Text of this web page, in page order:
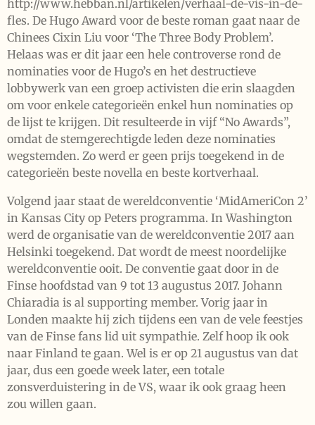
http://www.hebban.nl/artikelen/verhaal-de-vis-in-de-
fles. De Hugo Award voor de beste roman gaat naar de
Chinees Cixin Liu voor ‘The Three Body Problem’.
Helaas was er dit jaar een hele controverse rond de
nominaties voor de Hugo’s en het destructieve
lobbywerk van een groep activisten die erin slaagden
om voor enkele categorieën enkel hun nominaties op
de lijst te krijgen. Dit resulteerde in vijf “No Awards”,
omdat de stemgerechtigde leden deze nominaties
wegstemden. Zo werd er geen prijs toegekend in de
categorieën beste novella en beste kortverhaal.
Volgend jaar staat de wereldconventie ‘MidAmeriCon 2’
in Kansas City op Peters programma. In Washington
werd de organisatie van de wereldconventie 2017 aan
Helsinki toegekend. Dat wordt de meest noordelijke
wereldconventie ooit. De conventie gaat door in de
Finse hoofdstad van 9 tot 13 augustus 2017. Johann
Chiaradia is al supporting member. Vorig jaar in
Londen maakte hij zich tijdens een van de vele feestjes
van de Finse fans lid uit sympathie. Zelf hoop ik ook
naar Finland te gaan. Wel is er op 21 augustus van dat
jaar, dus een goede week later, een totale
zonsverduistering in de VS, waar ik ook graag heen
zou willen gaan.